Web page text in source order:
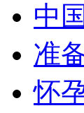
中
准
怀